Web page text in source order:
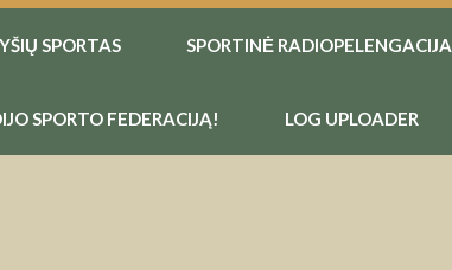
SPORTAS SPORTINĖ RADIOPELENGACIJA
SPORTO FEDERACIJĄ! LOG UPLOADER